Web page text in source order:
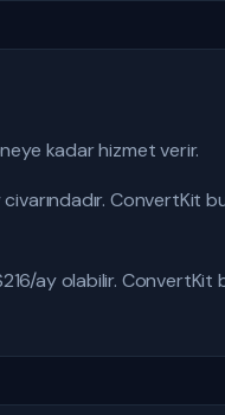
kadar hizmet verir.
ConvertKit
ay olabilir. ConvertKit